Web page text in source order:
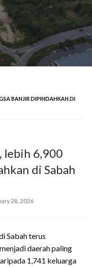
BANJIR DIPINDAHKAN DI
lebih 6,900
di Sabah
28, 2026
Sabah terus
daerah paling
1,741 keluarga